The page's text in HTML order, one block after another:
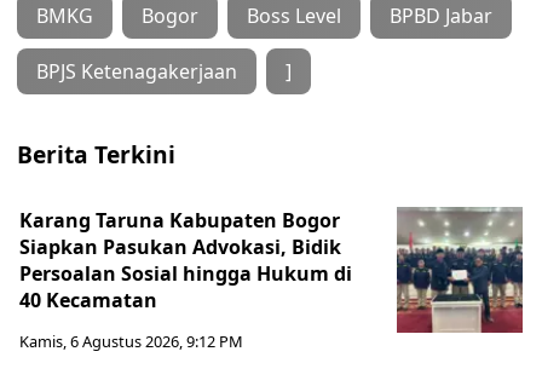
BMKG Bogor Boss Level BPBD Jabar
BPJS Ketenagakerjaan ]
Berita Terkini
Karang Taruna Kabupaten Bogor
Siapkan Pasukan Advokasi, Bidik
Persoalan Sosial hingga Hukum di
40 Kecamatan
Kamis, 6 Agustus 2026, 9:12 PM